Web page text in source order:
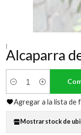
|
Alcaparra
Cantidad
Agregar a la lista de
Mostrar stock de